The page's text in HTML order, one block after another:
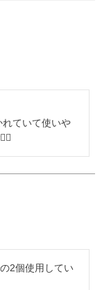
ていて使いや
2個使用してい